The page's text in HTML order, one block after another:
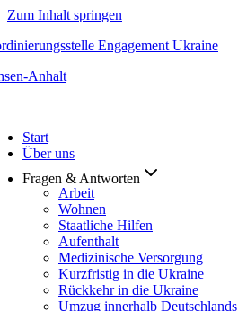
Zum Inhalt springen
Engagement Ukraine
Anhalt
Start
Über uns
Fragen & Antworten
Arbeit
Wohnen
Staatliche Hilfen
Aufenthalt
Medizinische Versorgung
Kurzfristig in die Ukraine
Rückkehr in die Ukraine
Umzug innerhalb Deutschlands